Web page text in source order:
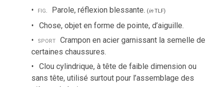
fig. Parole, réflexion blessante. (inTLF)
Chose, objet en forme de pointe, d’aiguille.
sport Crampon en acier garnissant la semelle de
certaines chaussures.
Clou cylindrique, à tête de faible dimension ou
sans tête, utilisé surtout pour l’assemblage des